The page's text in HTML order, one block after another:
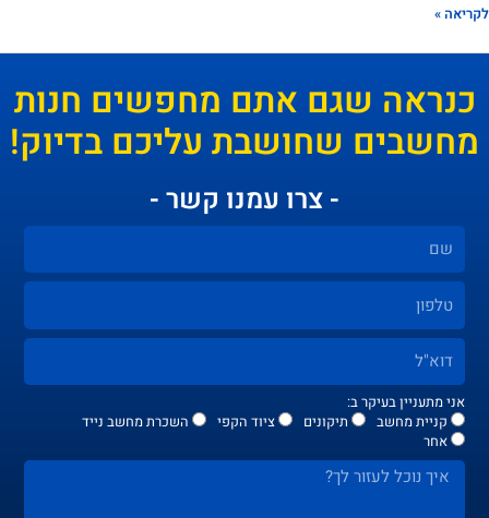
»
שגם אתם מחפשים חנות
שחושבת עליכם בדיוק!
- צרו עמנו קשר -
אני מתעניין בעיקר ב:
קניית מחשב
תיקונים ציוד הקפי
השכרת מחשב נייד
אחר